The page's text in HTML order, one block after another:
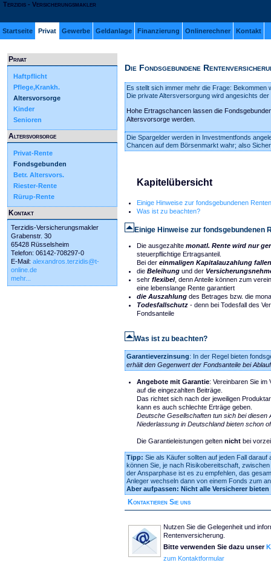
Terzidis - Versicherungsmakler
Startseite Privat Gewerbe Geldanlage Finanzierung Onlinerechner Kontakt
Privat
Haftpflicht
Pflege,Krankh.
Altersvorsorge
Kinder
Senioren
Altersvorsorge
Privat-Rente
Fondsgebunden
Betr. Altersvors.
Riester-Rente
Rürup-Rente
Kontakt
Terzidis-Versicherungsmakler
Grabenstr. 30
65428 Rüsselsheim
Telefon: 06142-708297-0
E-Mail: alexandros.terzidis@t-
online.de
mehr...
Die Fondsgebundene
Es stellt sich immer mehr die Frage:
Die private Altersversorgung wird angesichts
Hohe Ertragschancen lassen die
Altersvorsorge werden.
Die Spargelder werden in Investmentfonds
Chancen auf dem Börsenmarkt wahr; also
Kapitelübersicht
Einige Hinweise zur fondsgebundenen
Was ist zu beachten?
Einige Hinweise zur fondsgebundenen
Die ausgezahlte monatl. Rente wird nur
steuerpflichtige Ertragsanteil.
Bei der einmaligen Kapitalauzahlung
die Beleihung und der
sehr flexibel, denn Anteile können zum
eine lebenslange Rente garantiert
die Auszahlung des Betrages bzw. die
Todesfallschutz - denn bei Todesfall des
Fondsanteile
Was ist zu beachten?
Garantieverzinsung: In der Regel bieten
erhält den Gegenwert der Fondsanteile bei
Angebote mit Garantie: Vereinbaren Sie im
auf die eingezahlten Beiträge.
Das richtet sich nach der jeweiligen
kann es auch schlechte Erträge geben.
Deutsche Gesellschaften tun sich bei
Niederlassung in Deutschland bieten schon
Die Garantieleistungen gelten nicht bei
Tipp: Sie als Käufer sollten auf jeden Fall
können Sie, je nach Risikobereitschaft,
der Ansparphase ist es zu empfehlen, das
Anleger wechseln dann von einem Fonds zum
Aber aufpassen: Nicht alle Versicherer
Kontaktieren Sie uns
Nutzen Sie die Gelegenheit und
Rentenversicherung.
Bitte verwenden Sie dazu unser
zum Kontaktformular